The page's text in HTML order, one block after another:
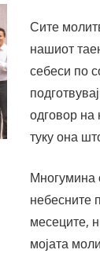
Сите
нашиот
себеси по
одговор на
туку она
Многумина
небесните
месеците,
мојата